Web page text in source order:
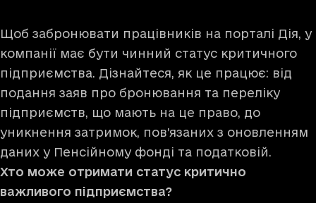
Щоб забронювати працівників на порталі Дія, у
компанії має бути чинний статус критичного
підприємства. Дізнайтеся, як це працює: від
подання заяв про бронювання та переліку
підприємств, що мають на це право, до
уникнення затримок, пов’язаних з оновленням
даних у Пенсійному фонді та податковій.
Хто може отримати статус критично
важливого підприємства?